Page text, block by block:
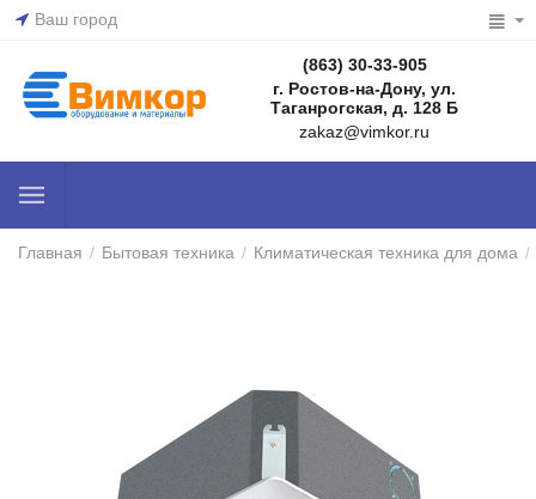
Ваш город
(863) 30-33-905
г. Ростов-на-Дону, ул.
Таганрогская, д. 128 Б
zakaz@vimkor.ru
Главная / Бытовая техника / Климатическая техника для дома /